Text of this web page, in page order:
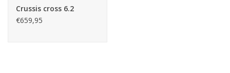
Crussis cross 6.2
€659,95